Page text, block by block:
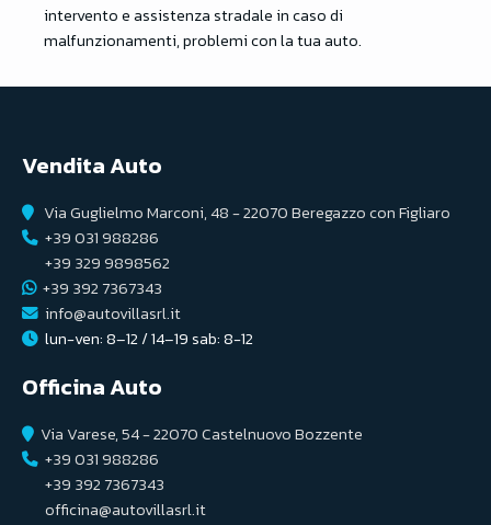
intervento e assistenza stradale in caso di
malfunzionamenti, problemi con la tua auto.
Vendita Auto
Via Guglielmo Marconi, 48 - 22070 Beregazzo con Figliaro
+39 031 988286
+39 329 9898562
+39 392 7367343
info@autovillasrl.it
lun-ven: 8–12 / 14–19 sab: 8-12
Officina Auto
Via Varese, 54 - 22070 Castelnuovo Bozzente
+39 031 988286
+39 392 7367343
officina@autovillasrl.it